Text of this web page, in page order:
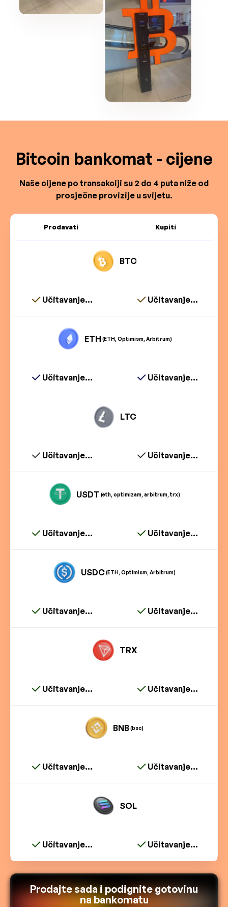
Bitcoin bankomat - cijene
Naše cijene po transakciji su 2 do 4 puta niže od
prosječne provizije u svijetu.
Prodavati Kupiti
BTC
Učitavanje... Učitavanje...
ETH (ETH, Optimism, Arbitrum)
Učitavanje... Učitavanje...
LTC
Učitavanje... Učitavanje...
USDT (eth, optimizam, arbitrum, trx)
Učitavanje... Učitavanje...
USDC(ETH, Optimism, Arbitrum)
Učitavanje... Učitavanje...
TRX
Učitavanje... Učitavanje...
BNB(bsc)
Učitavanje... Učitavanje...
SOL
Učitavanje... Učitavanje...
Prodajte sada i podignite gotovinu
na bankomatu